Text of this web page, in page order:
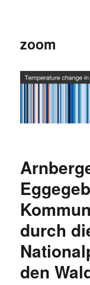
zoom
durch
den